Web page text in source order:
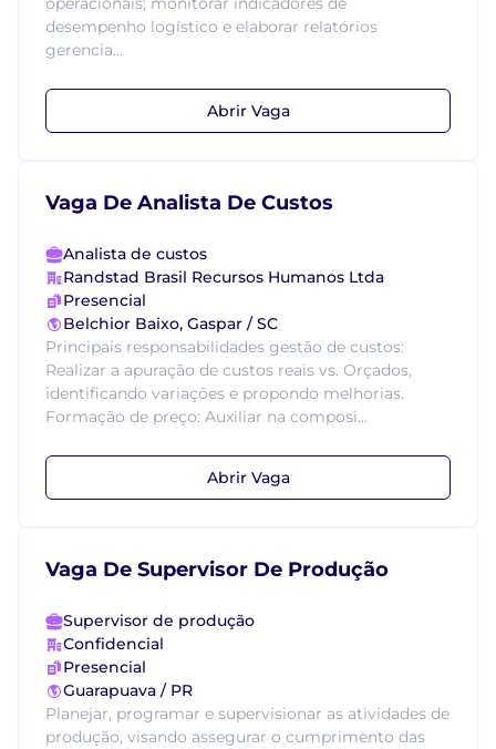
desempenho logístico e elaborar relatórios
gerencia...
Abrir Vaga
Vaga De Analista De Custos
Analista de custos
Randstad Brasil Recursos Humanos Ltda
Presencial
Belchior Baixo, Gaspar / SC
Principais responsabilidades gestão de custos:
Realizar a apuração de custos reais vs. Orçados,
identificando variações e propondo melhorias.
Formação de preço: Auxiliar na composi...
Abrir Vaga
Vaga De Supervisor De Produção
Supervisor de produção
Confidencial
Presencial
Guarapuava / PR
Planejar, programar e supervisionar as atividades de
produção, visando assegurar o cumprimento das